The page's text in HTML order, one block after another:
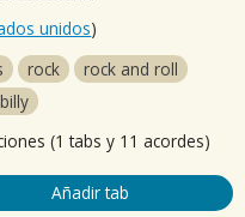
unidos)
rock
rock and roll
(1 tabs y 11 acordes)
Añadir tab